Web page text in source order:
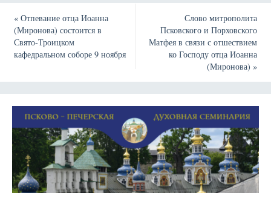
«Отпевание отца Иоанна
(Миронова) состоится в
Свято-Троицком
кафедральном соборе 9 ноября
Слово митрополита
Псковского и Порховского
Матфея в связи с отшествием
ко Господу отца Иоанна
(Миронова)»